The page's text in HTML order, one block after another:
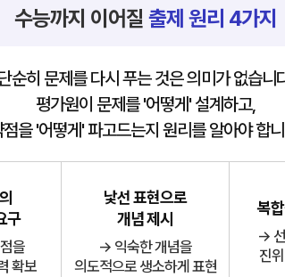
수능까지 이어질 출제 원리 4가지
순히 문제를 다시 푸는 것은 의미가 없습니
평가원이 문제를 '어떻게' 설계하고,
점을 '어떻게' 파고드는지 원리를 알아야 합
구
을
확보
낯선 표현으로
개념 제시
→ 익숙한 개념을
의도적으로 생소하게 표현
복
→
진